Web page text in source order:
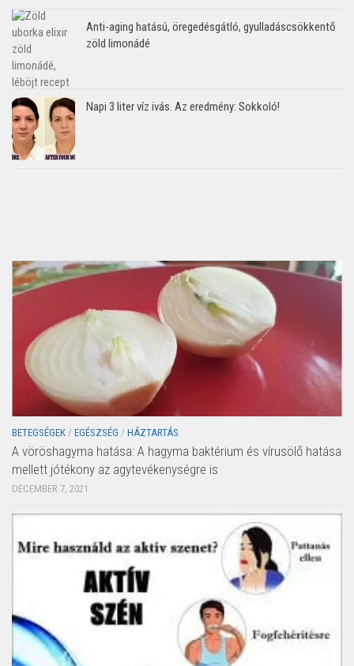
Anti-aging hatású, öregedésgátló, gyulladáscsökkentő
zöld limonádé
Napi 3 liter víz ivás. Az eredmény: Sokkoló!
BETEGSÉGEK / EGÉSZSÉG / HÁZTARTÁS
A vöröshagyma hatása: A hagyma baktérium és vírusölő hatása
mellett jótékony az agytevékenységre is
DECEMBER 7, 2021